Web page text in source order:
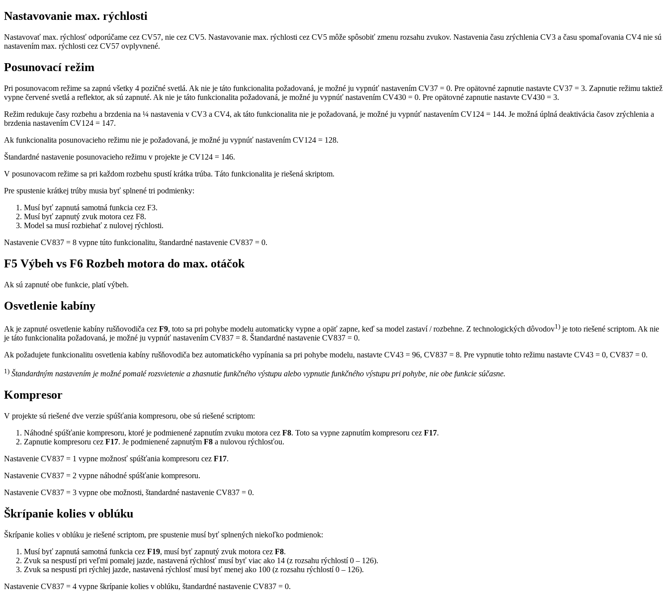
Nastavovanie max. rýchlosti
Nastavovať max. rýchlosť odporúčame cez CV57, nie cez CV5. Nastavovanie max. rýchlosti cez CV5 môže spôsobiť zmenu rozsahu zvukov. Nastavenia času zrýchlenia CV3 a času spomaľovania CV4 nie sú
nastavením max. rýchlosti cez CV57 ovplyvnené.
Posunovací režim
Pri posunovacom režime sa zapnú všetky 4 pozičné svetlá. Ak nie je táto funkcionalita požadovaná, je možné ju vypnúť nastavením CV37 = 0. Pre opätovné zapnutie nastavte CV37 = 3. Zapnutie režimu taktiež
vypne červené svetlá a reflektor, ak sú zapnuté. Ak nie je táto funkcionalita požadovaná, je možné ju vypnúť nastavením CV430 = 0. Pre opätovné zapnutie nastavte CV430 = 3.
Režim redukuje časy rozbehu a brzdenia na ¼ nastavenia v CV3 a CV4, ak táto funkcionalita nie je požadovaná, je možné ju vypnúť nastavením CV124 = 144. Je možná úplná deaktivácia časov zrýchlenia a
brzdenia nastavením CV124 = 147.
Ak funkcionalita posunovacieho režimu nie je požadovaná, je možné ju vypnúť nastavením CV124 = 128.
Štandardné nastavenie posunovacieho režimu v projekte je CV124 = 146.
V posunovacom režime sa pri každom rozbehu spustí krátka trúba. Táto funkcionalita je riešená skriptom.
Pre spustenie krátkej trúby musia byť splnené tri podmienky:
Musí byť zapnutá samotná funkcia cez F3.
Musí byť zapnutý zvuk motora cez F8.
Model sa musí rozbiehať z nulovej rýchlosti.
Nastavenie CV837 = 8 vypne túto funkcionalitu, štandardné nastavenie CV837 = 0.
F5 Výbeh vs F6 Rozbeh motora do max. otáčok
Ak sú zapnuté obe funkcie, platí výbeh.
Osvetlenie kabíny
Ak je zapnuté osvetlenie kabíny rušňovodiča cez F9, toto sa pri pohybe modelu automaticky vypne a opäť zapne, keď sa model zastaví / rozbehne. Z technologických dôvodov1) je toto riešené scriptom. Ak nie
je táto funkcionalita požadovaná, je možné ju vypnúť nastavením CV837 = 8. Štandardné nastavenie CV837 = 0.
Ak požadujete funkcionalitu osvetlenia kabíny rušňovodiča bez automatického vypínania sa pri pohybe modelu, nastavte CV43 = 96, CV837 = 8. Pre vypnutie tohto režimu nastavte CV43 = 0, CV837 = 0.
1) Štandardným nastavením je možné pomalé rozsvietenie a zhasnutie funkčného výstupu alebo vypnutie funkčného výstupu pri pohybe, nie obe funkcie súčasne.
Kompresor
V projekte sú riešené dve verzie spúšťania kompresoru, obe sú riešené scriptom:
Náhodné spúšťanie kompresoru, ktoré je podmienené zapnutím zvuku motora cez F8. Toto sa vypne zapnutím kompresoru cez F17.
Zapnutie kompresoru cez F17. Je podmienené zapnutým F8 a nulovou rýchlosťou.
Nastavenie CV837 = 1 vypne možnosť spúšťania kompresoru cez F17.
Nastavenie CV837 = 2 vypne náhodné spúšťanie kompresoru.
Nastavenie CV837 = 3 vypne obe možnosti, štandardné nastavenie CV837 = 0.
Škrípanie kolies v oblúku
Škrípanie kolies v oblúku je riešené scriptom, pre spustenie musí byť splnených niekoľko podmienok:
Musí byť zapnutá samotná funkcia cez F19, musí byť zapnutý zvuk motora cez F8.
Zvuk sa nespustí pri veľmi pomalej jazde, nastavená rýchlosť musí byť viac ako 14 (z rozsahu rýchlostí 0 – 126).
Zvuk sa nespustí pri rýchlej jazde, nastavená rýchlosť musí byť menej ako 100 (z rozsahu rýchlostí 0 – 126).
Nastavenie CV837 = 4 vypne škrípanie kolies v oblúku, štandardné nastavenie CV837 = 0.